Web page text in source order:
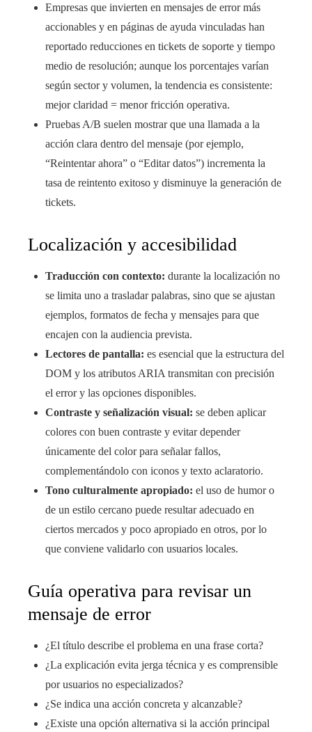
Empresas que invierten en mensajes de error más
accionables y en páginas de ayuda vinculadas han
reportado reducciones en tickets de soporte y tiempo
medio de resolución; aunque los porcentajes varían
según sector y volumen, la tendencia es consistente:
mejor claridad = menor fricción operativa.
Pruebas A/B suelen mostrar que una llamada a la
acción clara dentro del mensaje (por ejemplo,
“Reintentar ahora” o “Editar datos”) incrementa la
tasa de reintento exitoso y disminuye la generación de
tickets.
Localización y accesibilidad
Traducción con contexto: durante la localización no
se limita uno a trasladar palabras, sino que se ajustan
ejemplos, formatos de fecha y mensajes para que
encajen con la audiencia prevista.
Lectores de pantalla: es esencial que la estructura del
DOM y los atributos ARIA transmitan con precisión
el error y las opciones disponibles.
Contraste y señalización visual: se deben aplicar
colores con buen contraste y evitar depender
únicamente del color para señalar fallos,
complementándolo con iconos y texto aclaratorio.
Tono culturalmente apropiado: el uso de humor o
de un estilo cercano puede resultar adecuado en
ciertos mercados y poco apropiado en otros, por lo
que conviene validarlo con usuarios locales.
Guía operativa para revisar un
mensaje de error
¿El título describe el problema en una frase corta?
¿La explicación evita jerga técnica y es comprensible
por usuarios no especializados?
¿Se indica una acción concreta y alcanzable?
¿Existe una opción alternativa si la acción principal